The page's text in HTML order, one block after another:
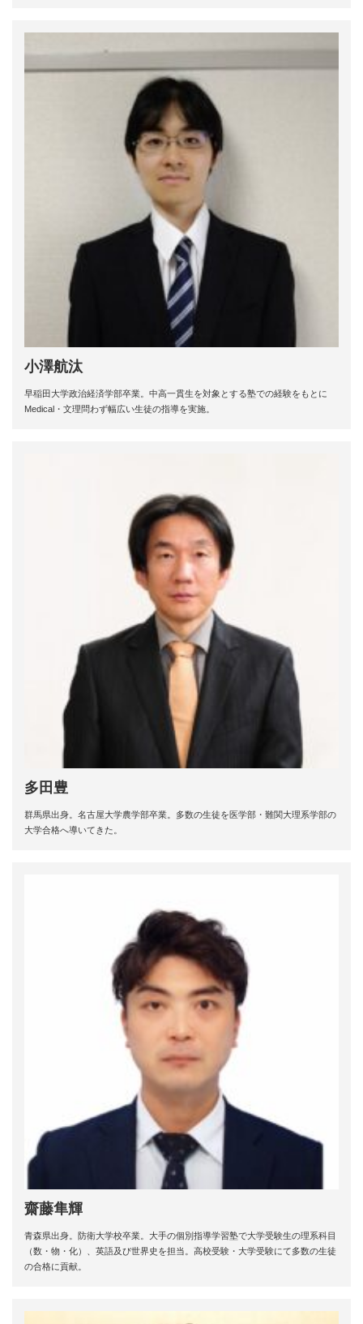
小澤航汰
早稲田大学政治経済学部卒業。中高一貫生を対象とする塾での経験をもとに
Medical・文理問わず幅広い生徒の指導を実施。
多田豊
群馬県出身。名古屋大学農学部卒業。多数の生徒を医学部・難関大理系学部の
大学合格へ導いてきた。
齋藤隼輝
青森県出身。防衛大学校卒業。大手の個別指導学習塾で大学受験生の理系科目
（数・物・化）、英語及び世界史を担当。高校受験・大学受験にて多数の生徒
の合格に貢献。